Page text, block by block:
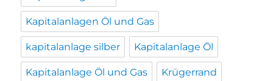
Kapitalanlagen Öl und Gas
kapitalanlage silber Kapitalanlage Öl
Kapitalanlage Öl und Gas Krügerrand